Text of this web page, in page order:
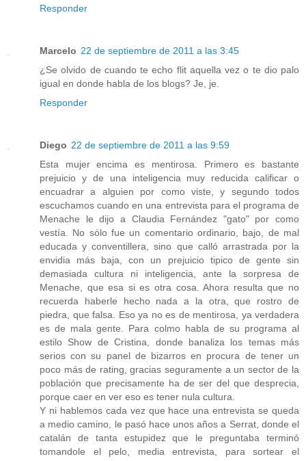
Responder
Marcelo 22 de septiembre de 2011 a las 3:45
¿Se olvido de cuando te echo flit aquella vez o te dio palo
igual en donde habla de los blogs? Je, je.
Responder
Diego 22 de septiembre de 2011 a las 9:59
Esta mujer encima es mentirosa. Primero es bastante
prejuicio y de una inteligencia muy reducida calificar o
encuadrar a alguien por como viste, y segundo todos
escuchamos cuando en una entrevista para el programa de
Menache le dijo a Claudia Fernández "gato" por como
vestía. No sólo fue un comentario ordinario, bajo, de mal
educada y conventillera, sino que calló arrastrada por la
envidia más baja, con un prejuicio tipico de gente sin
demasiada cultura ni inteligencia, ante la sorpresa de
Menache, que esa si es otra cosa. Ahora resulta que no
recuerda haberle hecho nada a la otra, que rostro de
piedra, que falsa. Eso ya no es de mentirosa, ya verdadera
es de mala gente. Para colmo habla de su programa al
estilo Show de Cristina, donde banaliza los temas más
serios con su panel de bizarros en procura de tener un
poco más de rating, gracias seguramente a un sector de la
población que precisamente ha de ser del que desprecia,
porque caer en ver eso es tener nula cultura.
Y ni hablemos cada vez que hace una entrevista se queda
a medio camino, le pasó hace unos años a Serrat, donde el
catalán de tanta estupidez que le preguntaba terminó
tomandole el pelo, media entrevista, para sortear el